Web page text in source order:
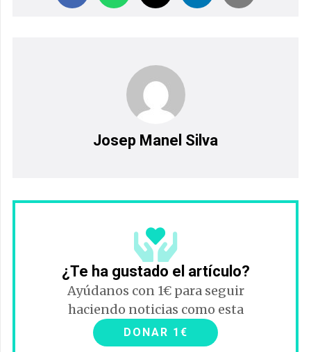
Josep Manel Silva
¿Te ha gustado el artículo?
Ayúdanos con 1€ para seguir
haciendo noticias como esta
DONAR 1€